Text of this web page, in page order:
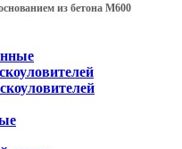
из бетона М600